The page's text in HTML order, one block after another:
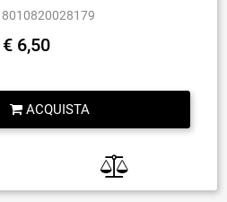
8010820028179
€ 6,50
ACQUISTA